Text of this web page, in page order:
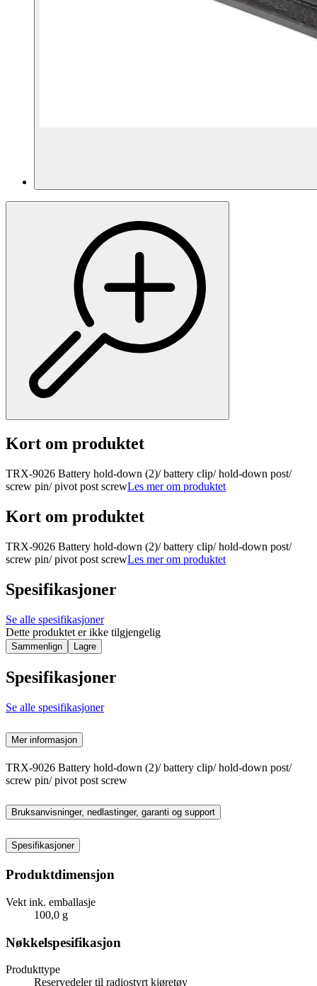
Kort om produktet
TRX-9026 Battery hold-down (2)/ battery clip/ hold-down post/
screw pin/ pivot post screwLes mer om produktet
Kort om produktet
TRX-9026 Battery hold-down (2)/ battery clip/ hold-down post/
screw pin/ pivot post screwLes mer om produktet
Spesifikasjoner
Se alle spesifikasjoner
Dette produktet er ikke tilgjengelig
Sammenlign Lagre
Spesifikasjoner
Se alle spesifikasjoner
Mer informasjon
TRX-9026 Battery hold-down (2)/ battery clip/ hold-down post/
screw pin/ pivot post screw
Bruksanvisninger, nedlastinger, garanti og support
Spesifikasjoner
Produktdimensjon
Vekt ink. emballasje
100,0 g
Nøkkelspesifikasjon
Produkttype
Reservedeler til radiostyrt kjøretøy